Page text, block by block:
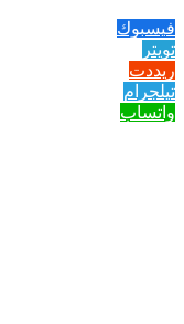
فيسبوك
تويتر
ريددت
تيلجرام
واتساب